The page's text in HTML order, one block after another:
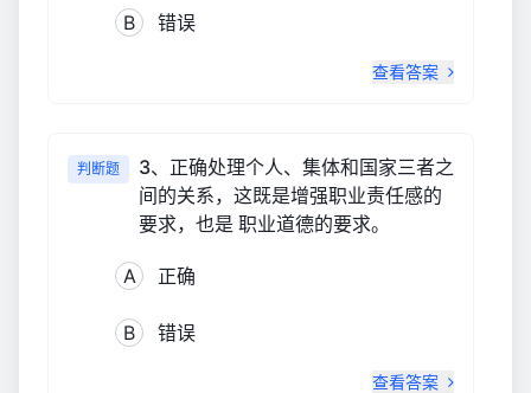
B 错误
查看答案
判断题
3、正确处理个人、集体和国家三者之
间的关系，这既是增强职业责任感的
要求，也是 职业道德的要求。
A 正确
B 错误
查看答案